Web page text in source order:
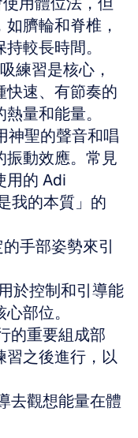
臍輪和脊椎，
較長時間。
練習是核心，
快速、有節奏的
量和能量。
神聖的聲音和唱
振動效應。常見
用的 Adi
我的本質」的
手部姿勢來引
於控制和引導能
部位。
的重要組成部
習之後進行，以
去觀想能量在體